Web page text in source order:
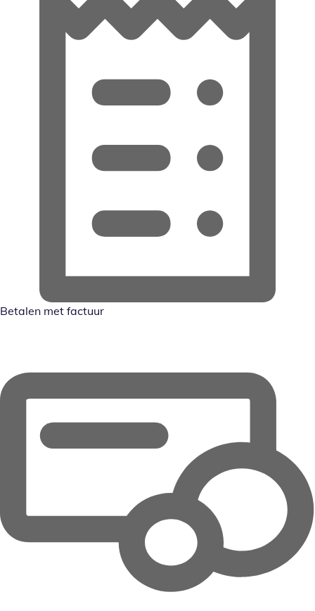
Betalen met factuur